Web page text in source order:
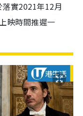
實2021年12月
映時間推遲一